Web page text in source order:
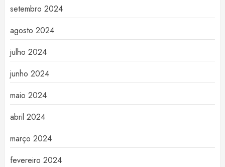
setembro 2024
agosto 2024
julho 2024
junho 2024
maio 2024
abril 2024
março 2024
fevereiro 2024